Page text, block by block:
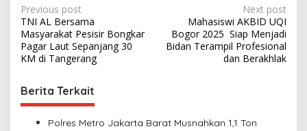
P
o
s
t
n
a
Previous post
TNI AL Bersama
Masyarakat Pesisir Bongkar
Pagar Laut Sepanjang 30
KM di Tangerang
Next post
Mahasiswi AKBID UQI
Bogor 2025 Siap Menjadi
Bidan Terampil Profesional
dan Berakhlak
Berita Terkait
Polres Metro Jakarta Barat Musnahkan 1,1 Ton